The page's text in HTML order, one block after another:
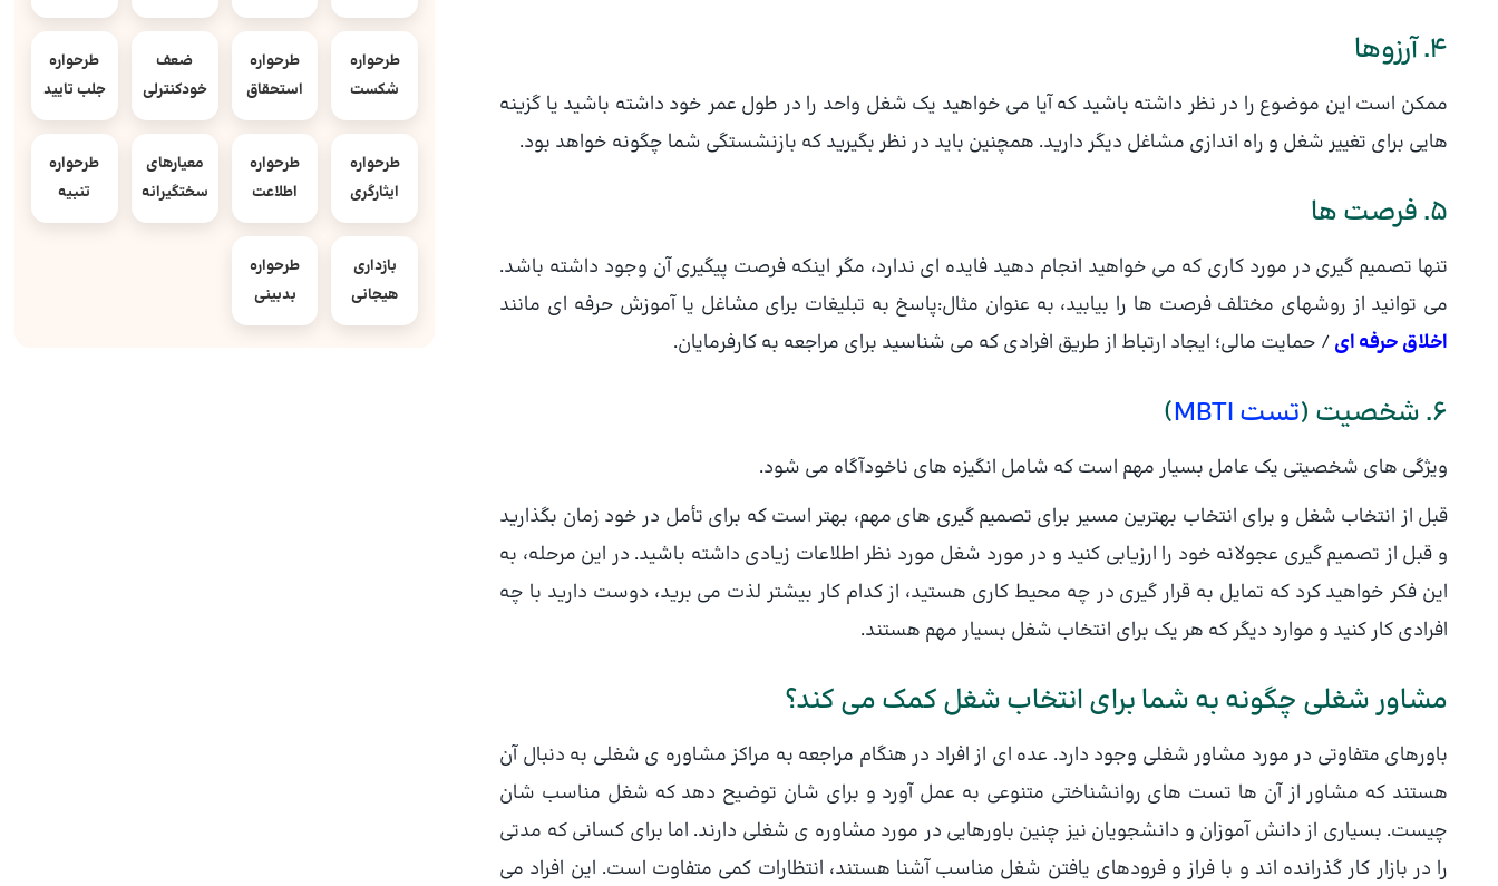
4. آرزوها
ممکن است این موضوع را در نظر داشته باشید که آیا می خواهید یک شغل واحد را در طول عمر خود داشته باشید یا گزینه
هایی برای تغییر شغل و راه اندازی مشاغل دیگر دارید. همچنین باید در نظر بگیرید که بازنشستگی شما چگونه خواهد بود.
5. فرصت ها
تنها تصمیم گیری در مورد کاری که می خواهید انجام دهید فایده ای ندارد، مگر اینکه فرصت پیگیری آن وجود داشته باشد.
می توانید از روشهای مختلف فرصت ها را بیابید، به عنوان مثال:پاسخ به تبلیغات برای مشاغل یا آموزش حرفه ای مانند
اخلاق حرفه ای/ حمایت مالی؛ ایجاد ارتباط از طریق افرادی که می شناسید برای مراجعه به کارفرمایان.
6. شخصیت ( تست MBTI )
ویژگی های شخصیتی یک عامل بسیار مهم است که شامل انگیزه های ناخودآگاه می شود.
قبل از انتخاب شغل و برای انتخاب بهترین مسیر برای تصمیم گیری های مهم، بهتر است که برای تأمل در خود زمان بگذارید
و قبل از تصمیم گیری عجولانه خود را ارزیابی کنید و در مورد شغل مورد نظر اطلاعات زیادی داشته باشید. در این مرحله، به
این فکر خواهید کرد که تمایل به قرار گیری در چه محیط کاری هستید، از کدام کار بیشتر لذت می برید، دوست دارید با چه
افرادی کار کنید و موارد دیگر که هر یک برای انتخاب شغل بسیار مهم هستند.
مشاور شغلی چگونه به شما برای انتخاب شغل کمک می کند؟
باورهای متفاوتی در مورد مشاور شغلی وجود دارد. عده ای از افراد در هنگام مراجعه به مراکز مشاوره ی شغلی به دنبال آن
هستند که مشاور از آن ها تست های روانشناختی متنوعی به عمل آورد و برای شان توضیح دهد که شغل مناسب شان
چیست. بسیاری از دانش آموزان و دانشجویان نیز چنین باورهایی در مورد مشاوره ی شغلی دارند. اما برای کسانی که مدتی
را در بازار کار گذرانده اند و با فراز و فرودهای یافتن شغل مناسب آشنا هستند، انتظارات کمی متفاوت است. این افراد می
طرحواره
شکست
طرحواره
استحقاق
ضعف
خودکنترلی
طرحواره
جلب تایید
طرحواره
ایثارگری
طرحواره
اطلاعت
معیارهای
سختگیرانه
طرحواره
تنبیه
بازداری
هیجانی
طرحواره
بدبینی